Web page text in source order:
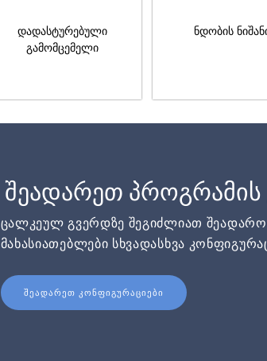
დადასტურებული
გამომცემელი
ნდობის
შეადარეთ პროგრამის
ცალკეულ გვერდზე შეგიძლიათ
მახასიათებლები სხვადასხვა
ᲨᲔᲐᲓᲐᲠᲔᲗ ᲙᲝᲜᲤᲘᲒᲣᲠᲐᲪᲘᲔᲑᲘ